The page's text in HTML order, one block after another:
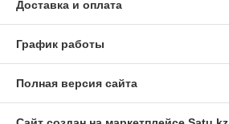
Доставка и оплата
График работы
Полная версия сайта